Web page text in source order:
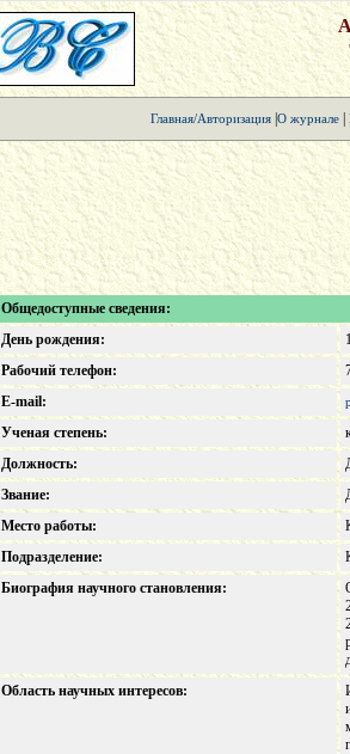
Главная/Авторизация| О журнале|
Общедоступные сведения:
День рождения:
Рабочий телефон:
E-mail:
Ученая степень:
Должность:
Звание:
Место работы:
Подразделение:
Биография научного становления:
Область научных интересов: